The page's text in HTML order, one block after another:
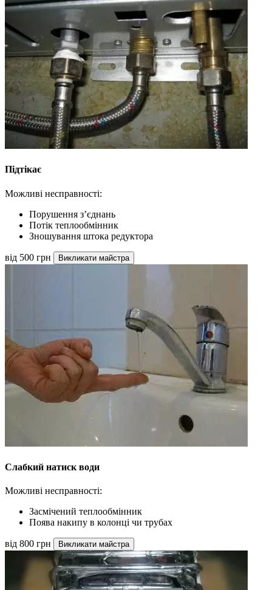
Підтікає
Можливі несправності:
Порушення з’єднань
Потік теплообмінник
Зношування штока редуктора
від 500 грн Викликати майстра
Слабкий натиск води
Можливі несправності:
Засмічений теплообмінник
Поява накипу в колонці чи трубах
від 800 грн Викликати майстра